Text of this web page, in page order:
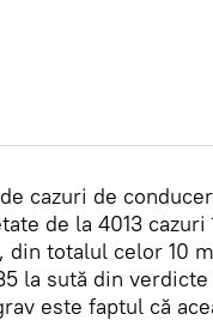
cazuri de
de la 4013 cazuri
din totalul celor 10
la sută din verdicte
este faptul că